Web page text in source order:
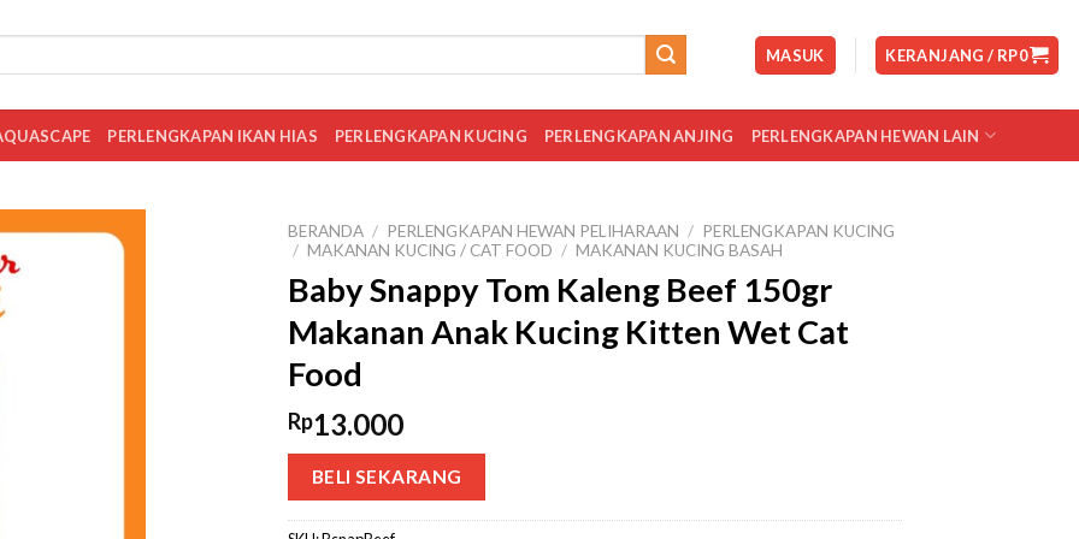
MASUK KERANJANG / RP0
PERLENGKAPAN IKAN HIAS PERLENGKAPAN KUCING PERLENGKAPAN ANJING PERLENGKAPAN HEWAN LAIN
BERANDA / PERLENGKAPAN HEWAN PELIHARAAN / PERLENGKAPAN KUCING
/ MAKANAN KUCING / CAT FOOD / MAKANAN KUCING BASAH
Baby Snappy Tom Kaleng Beef 150gr
Makanan Anak Kucing Kitten Wet Cat
Food
Rp13.000
BELI SEKARANG